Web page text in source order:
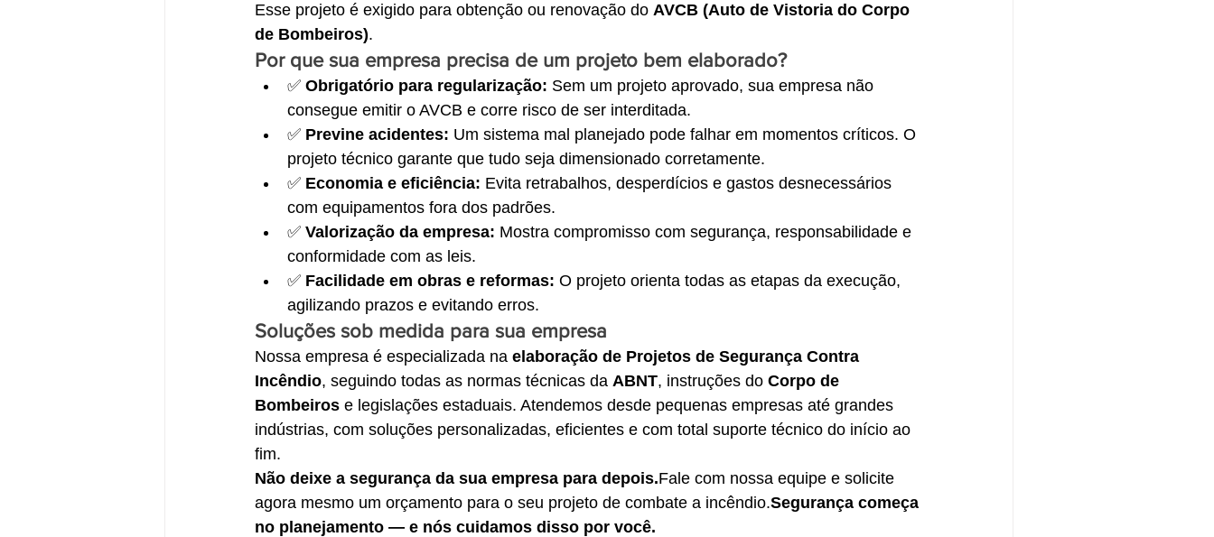
Esse projeto é exigido para obtenção ou renovação do AVCB (Auto de Vistoria do Corpo
de Bombeiros).
Por que sua empresa precisa de um projeto bem elaborado?
✅ Obrigatório para regularização: Sem um projeto aprovado, sua empresa não
consegue emitir o AVCB e corre risco de ser interditada.
✅ Previne acidentes: Um sistema mal planejado pode falhar em momentos críticos. O
projeto técnico garante que tudo seja dimensionado corretamente.
✅ Economia e eficiência: Evita retrabalhos, desperdícios e gastos desnecessários
com equipamentos fora dos padrões.
✅ Valorização da empresa: Mostra compromisso com segurança, responsabilidade e
conformidade com as leis.
✅ Facilidade em obras e reformas: O projeto orienta todas as etapas da execução,
agilizando prazos e evitando erros.
Soluções sob medida para sua empresa
Nossa empresa é especializada na elaboração de Projetos de Segurança Contra
Incêndio, seguindo todas as normas técnicas da ABNT, instruções do Corpo de
Bombeiros e legislações estaduais. Atendemos desde pequenas empresas até grandes
indústrias, com soluções personalizadas, eficientes e com total suporte técnico do início ao
fim.
Não deixe a segurança da sua empresa para depois.Fale com nossa equipe e solicite
agora mesmo um orçamento para o seu projeto de combate a incêndio.Segurança começa
no planejamento — e nós cuidamos disso por você.